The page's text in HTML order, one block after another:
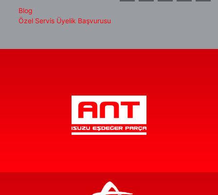
Blog
Özel Servis Üyelik Başvurusu